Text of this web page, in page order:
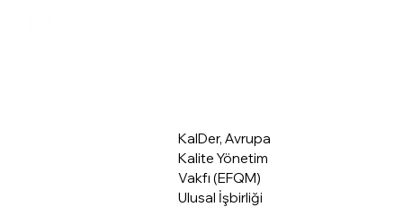
KalDer, Avrupa
Kalite Yönetim
Vakfı (EFQM)
Ulusal İşbirliği